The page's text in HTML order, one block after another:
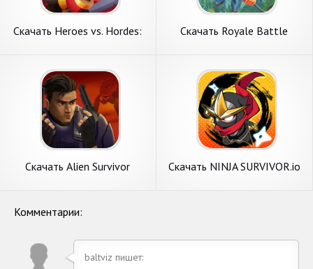
Скачать Heroes vs. Hordes:
Скачать Royale Battle
на Андроид
Скачать Alien Survivor
Скачать NINJA SURVIVOR.io
Комментарии:
baltviz пишет: